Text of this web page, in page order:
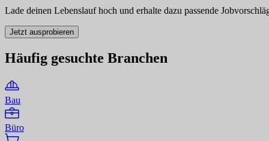
Lade deinen Lebenslauf hoch und erhalte dazu passende
Jetzt ausprobieren
Häufig gesuchte Branchen
Bau
Bü­ro